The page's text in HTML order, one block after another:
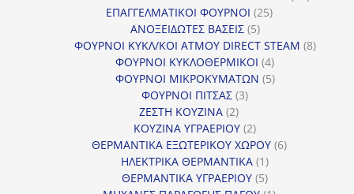
ΕΠΑΓΓΕΛΜΑΤΙΚΟΙ ΦΟΥΡΝΟΙ 2525
ΑΝΟΞΕΙΔΩΤΕΣ ΒΑΣΕΙΣ 55
προϊόντα
ΦΟΥΡΝΟΙ ΚΥΚΛ/ΚΟΙ ΑΤΜΟΥ DIRECT STEAM 88
ΦΟΥΡΝΟΙ ΚΥΚΛΟΘΕΡΜΙΚΟΙ 44
προϊόντα
ΦΟΥΡΝΟΙ ΜΙΚΡΟΚΥΜΑΤΩΝ 55
ΦΟΥΡΝΟΙ ΠΙΤΣΑΣ 33
ΖΕΣΤΗ ΚΟΥΖΙΝΑ 22
προϊόντα
ΚΟΥΖΙΝΑ ΥΓΡΑΕΡΙΟΥ 22
προϊόντα
ΘΕΡΜΑΝΤΙΚΑ ΕΞΩΤΕΡΙΚΟΥ ΧΩΡΟΥ 66
ΗΛΕΚΤΡΙΚΑ ΘΕΡΜΑΝΤΙΚΑ 11
προϊόν
ΘΕΡΜΑΝΤΙΚΑ ΥΓΡΑΕΡΙΟΥ 55